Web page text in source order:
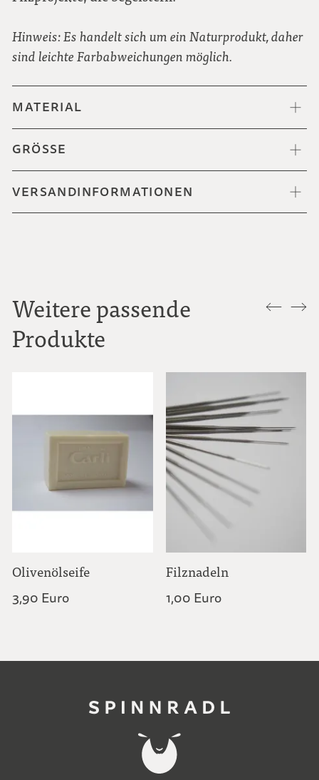
Hinweis: Es handelt sich um ein Naturprodukt, daher
sind leichte Farbabweichungen möglich.
MATERIAL
GRÖSSE
VERSANDINFORMATIONEN
Weitere passende
Produkte
Olivenölseife
3,90 Euro
Filznadeln
1,00 Euro